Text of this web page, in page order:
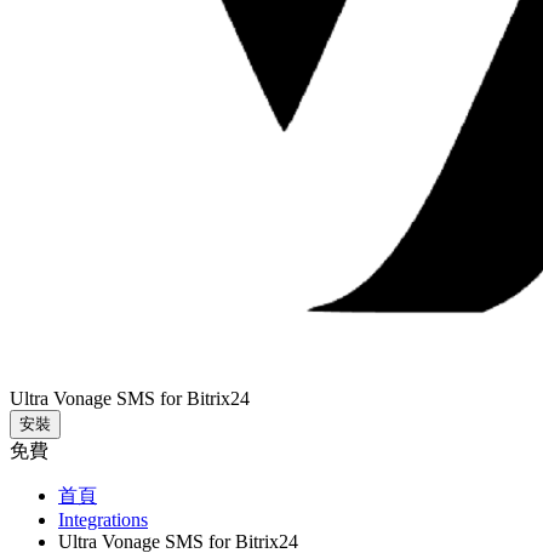
Ultra Vonage SMS for Bitrix24
安裝
免費
首頁
Integrations
Ultra Vonage SMS for Bitrix24